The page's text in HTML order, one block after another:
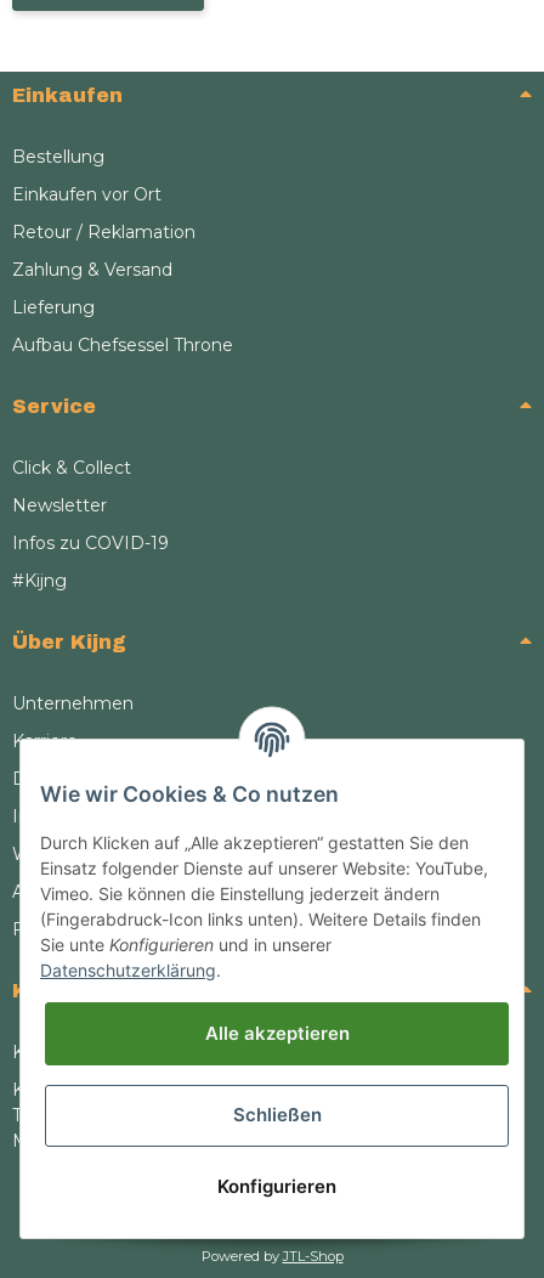
Einkaufen
Bestellung
Einkaufen vor Ort
Retour / Reklamation
Zahlung & Versand
Lieferung
Aufbau Chefsessel Throne
Service
Click & Collect
Newsletter
Infos zu COVID-19
#Kijng
Über Kijng
Unternehmen
Karriere
Datenschutz
Impressum
Widerrufsrecht
AGB
FAQ
Kontakt
Kontaktformular
Kundenhotline
Telefon: +49 2867 7127643
Mo. - Fr. 8:00 - 16:00 Uhr
Powered byJTL-Shop
Wie wir Cookies & Co nutzen
Durch Klicken auf „Alle akzeptieren“ gestatten Sie den
Einsatz folgender Dienste auf unserer Website: YouTube,
Vimeo. Sie können die Einstellung jederzeit ändern
(Fingerabdruck-Icon links unten). Weitere Details finden
Sie unte Konfigurieren und in unserer
Datenschutzerklärung.
Alle akzeptieren
Schließen
Konfigurieren